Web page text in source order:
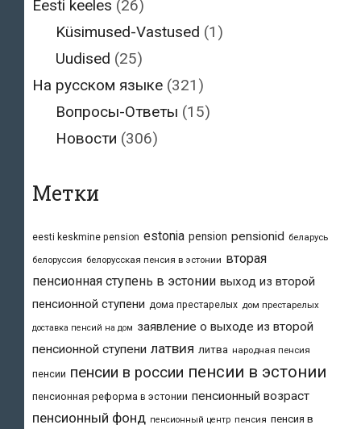
Eesti keeles (26)
Küsimused-Vastused (1)
Uudised (25)
На русском языке (321)
Вопросы-Ответы (15)
Новости (306)
Метки
eesti keskmine pension estonia pension pensionid беларусь
белоруссия белорусская пенсия в эстонии вторая
пенсионная ступень в эстонии выход из второй
пенсионной ступени дома престарелых дом престарелых
доставка пенсий на дом заявление о выходе из второй
пенсионной ступени латвия литва народная пенсия
пенсии пенсии в россии пенсии в эстонии
пенсионная реформа в эстонии пенсионный возраст
пенсионный фонд пенсионный центр пенсия пенсия в